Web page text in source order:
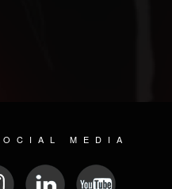
MEDIA